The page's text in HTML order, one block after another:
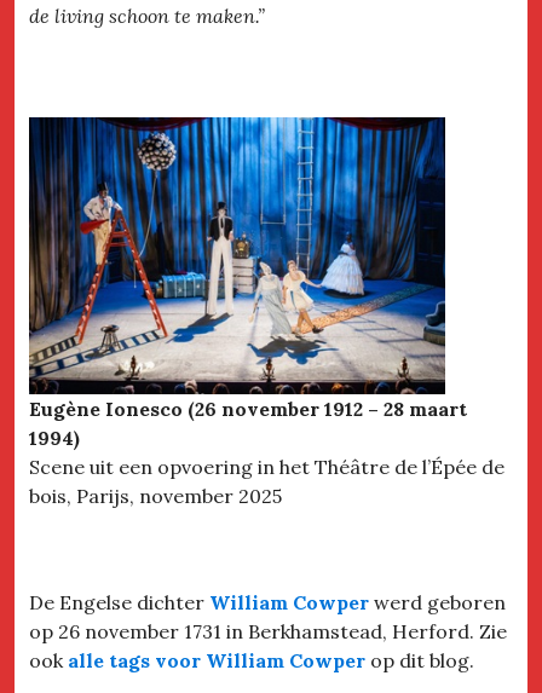
de living schoon te maken.”
Eugène Ionesco (26 november 1912 – 28 maart
1994)
Scene uit een opvoering in het Théâtre de l’Épée de
bois, Parijs, november 2025
De Engelse dichter William Cowper werd geboren
op 26 november 1731 in Berkhamstead, Herford. Zie
ook alle tags voor William Cowper op dit blog.